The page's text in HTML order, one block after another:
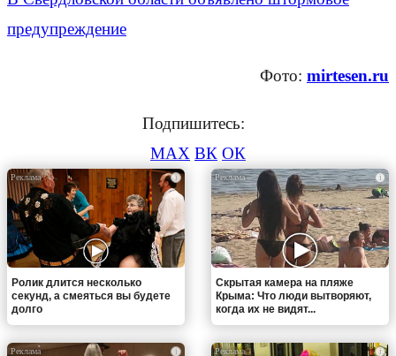
предупреждение
Фото: mirtesen.ru
Подпишитесь:
MAX ВК ОК
i
Ролик длится несколько
секунд, а смеяться вы будете
долго
i
Скрытая камера на пляже
Крыма: Что люди вытворяют,
когда их не видят...
i i